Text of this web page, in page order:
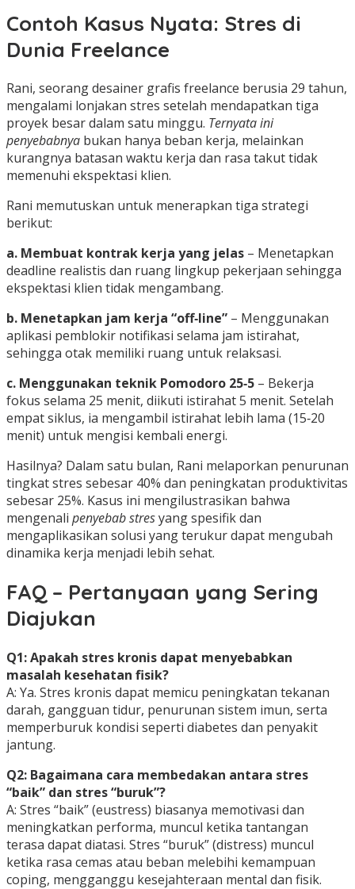
Contoh Kasus Nyata: Stres di
Dunia Freelance
Rani, seorang desainer grafis freelance berusia 29 tahun,
mengalami lonjakan stres setelah mendapatkan tiga
proyek besar dalam satu minggu. Ternyata ini
penyebabnya bukan hanya beban kerja, melainkan
kurangnya batasan waktu kerja dan rasa takut tidak
memenuhi ekspektasi klien.
Rani memutuskan untuk menerapkan tiga strategi
berikut:
a. Membuat kontrak kerja yang jelas – Menetapkan
deadline realistis dan ruang lingkup pekerjaan sehingga
ekspektasi klien tidak mengambang.
b. Menetapkan jam kerja “off‑line” – Menggunakan
aplikasi pemblokir notifikasi selama jam istirahat,
sehingga otak memiliki ruang untuk relaksasi.
c. Menggunakan teknik Pomodoro 25‑5 – Bekerja
fokus selama 25 menit, diikuti istirahat 5 menit. Setelah
empat siklus, ia mengambil istirahat lebih lama (15‑20
menit) untuk mengisi kembali energi.
Hasilnya? Dalam satu bulan, Rani melaporkan penurunan
tingkat stres sebesar 40% dan peningkatan produktivitas
sebesar 25%. Kasus ini mengilustrasikan bahwa
mengenali penyebab stresyang spesifik dan
mengaplikasikan solusi yang terukur dapat mengubah
dinamika kerja menjadi lebih sehat.
FAQ – Pertanyaan yang Sering
Diajukan
Q1: Apakah stres kronis dapat menyebabkan
masalah kesehatan fisik?
A: Ya. Stres kronis dapat memicu peningkatan tekanan
darah, gangguan tidur, penurunan sistem imun, serta
memperburuk kondisi seperti diabetes dan penyakit
jantung.
Q2: Bagaimana cara membedakan antara stres
“baik” dan stres “buruk”?
A: Stres “baik” (eustress) biasanya memotivasi dan
meningkatkan performa, muncul ketika tantangan
terasa dapat diatasi. Stres “buruk” (distress) muncul
ketika rasa cemas atau beban melebihi kemampuan
coping, mengganggu kesejahteraan mental dan fisik.